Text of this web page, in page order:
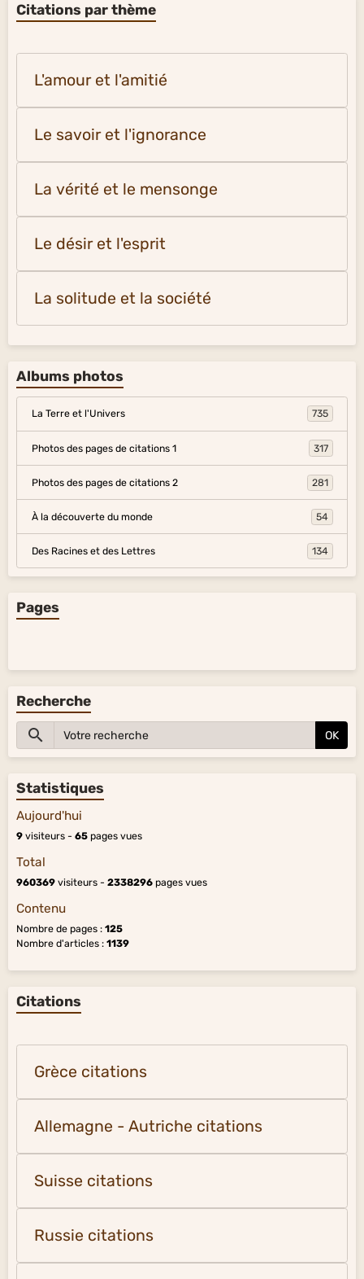
Citations par thème
L'amour et l'amitié
Le savoir et l'ignorance
La vérité et le mensonge
Le désir et l'esprit
La solitude et la société
Albums photos
La Terre et l'Univers 735
Photos des pages de citations 1 317
Photos des pages de citations 2 281
À la découverte du monde 54
Des Racines et des Lettres 134
Pages
Recherche
OK
Statistiques
Aujourd'hui
9 visiteurs - 65 pages vues
Total
960369 visiteurs - 2338296 pages vues
Contenu
Nombre de pages : 125
Nombre d'articles : 1139
Citations
Grèce citations
Allemagne - Autriche citations
Suisse citations
Russie citations